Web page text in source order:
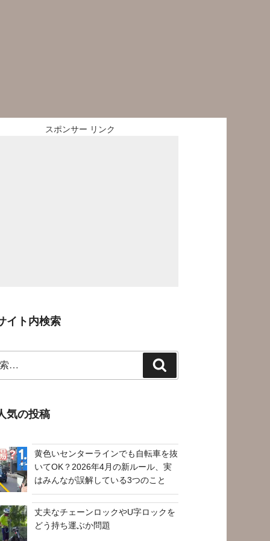
スポンサー リンク
イト内検索
索
気の投稿
黄色いセンターラインでも自転車を抜
いてOK？2026年4月の新ルール、実
はみんなが誤解している3つのこと
丈夫なチェーンロックやU字ロックを
どう持ち運ぶか問題